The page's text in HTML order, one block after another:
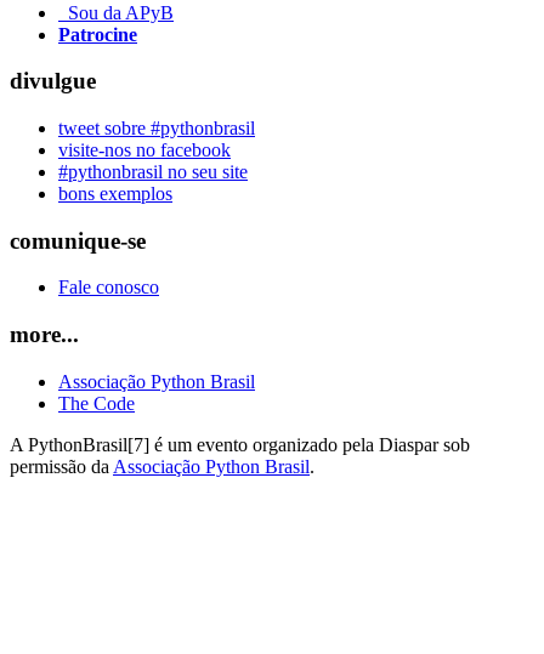
Sou da APyB
Patrocine
divulgue
tweet sobre #pythonbrasil
visite-nos no facebook
#pythonbrasil no seu site
bons exemplos
comunique-se
Fale conosco
more...
Associação Python Brasil
The Code
A PythonBrasil[7] é um evento organizado pela Diaspar sob
permissão da Associação Python Brasil.